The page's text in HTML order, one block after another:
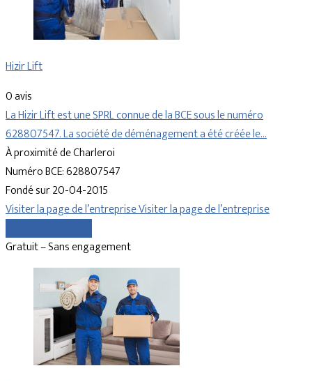
Hizir Lift
0 avis
La Hizir Lift est une SPRL connue de la BCE sous le numéro
628807547. La société de déménagement a été créée le…
À proximité de Charleroi
Numéro BCE: 628807547
Fondé sur 20-04-2015
Visiter la page de l’entrepriseVisiter la page de l’entreprise
Gratuit – Sans engagement